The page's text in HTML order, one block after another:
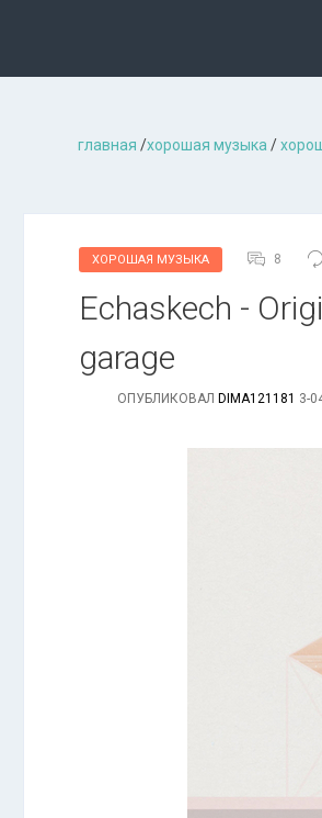
главная /хорошая музыкa /
ХОРОШАЯ МУЗЫКА 8
Echaskech -
garage
ОПУБЛИКОВАЛ DIMA121181 3-